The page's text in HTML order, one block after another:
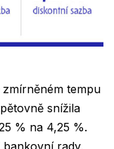
tempu
snížila
% na 4,25 %.